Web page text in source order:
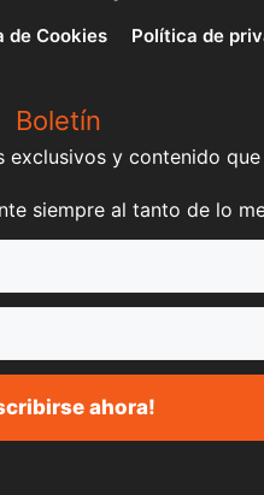
de Cookies Política de
Boletín
exclusivos y contenido
siempre al tanto de lo
ahora!